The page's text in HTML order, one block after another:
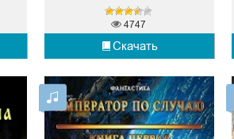
Скачать
4747